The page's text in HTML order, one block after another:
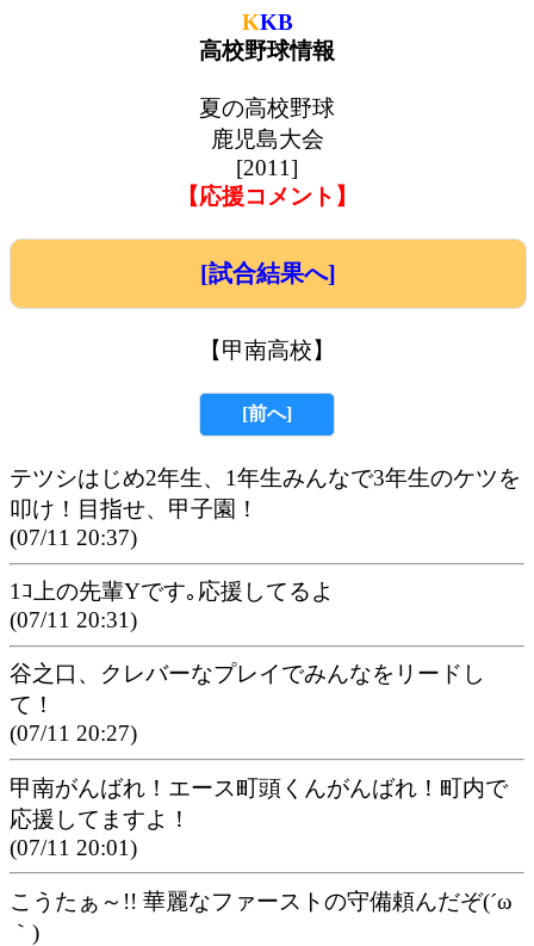
KKB
高校野球情報
夏の高校野球
鹿児島大会
[2011]
【応援コメント】
[試合結果へ]
【甲南高校】
[前へ]
テツシはじめ2年生、1年生みんなで3年生のケツを
叩け！目指せ、甲子園！
(07/11 20:37)
1ｺ上の先輩Yです｡応援してるよ
(07/11 20:31)
谷之口、クレバーなプレイでみんなをリードし
て！
(07/11 20:27)
甲南がんばれ！エース町頭くんがんばれ！町内で
応援してますよ！
(07/11 20:01)
こうたぁ～!! 華麗なファーストの守備頼んだぞ(´ω
｀)